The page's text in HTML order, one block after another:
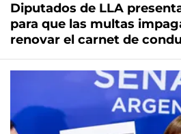
Diputados de LLA
para que las multas
renovar el carnet de